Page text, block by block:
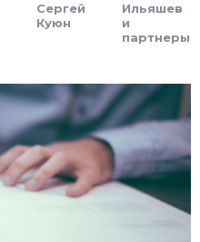
Сергей
Куюн
Ильяшев
и
партнеры